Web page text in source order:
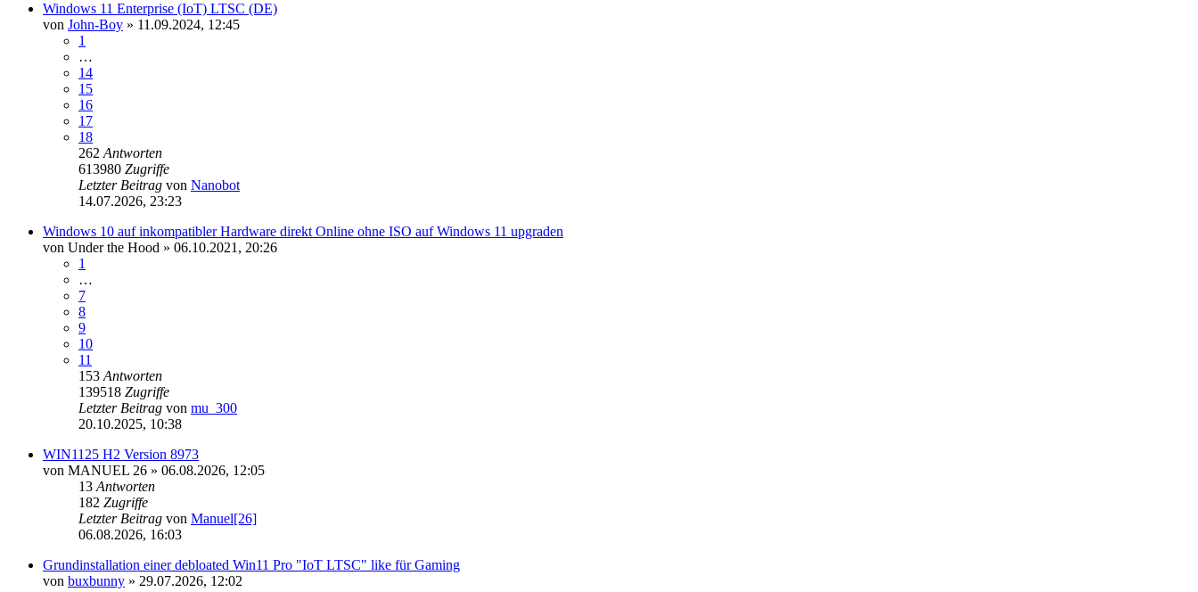
Windows 11 Enterprise (IoT) LTSC (DE)
von John-Boy » 11.09.2024, 12:45
1
…
14
15
16
17
18
262Antworten
613980 Zugriffe
Letzter Beitrag von Nanobot
14.07.2026, 23:23
Windows 10 auf inkompatibler Hardware direkt Online ohne ISO auf Windows 11 upgraden
von Under the Hood » 06.10.2021, 20:26
1
…
7
8
9
10
11
153Antworten
139518 Zugriffe
Letzter Beitrag von mu_300
20.10.2025, 10:38
WIN1125 H2 Version 8973
von MANUEL 26 » 06.08.2026, 12:05
13Antworten
182 Zugriffe
Letzter Beitrag von Manuel[26]
06.08.2026, 16:03
Grundinstallation einer debloated Win11 Pro "IoT LTSC" like für Gaming
von buxbunny » 29.07.2026, 12:02